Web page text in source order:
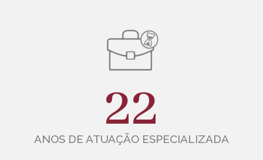
22
ANOS DE ATUAÇÃO ESPECIALIZADA